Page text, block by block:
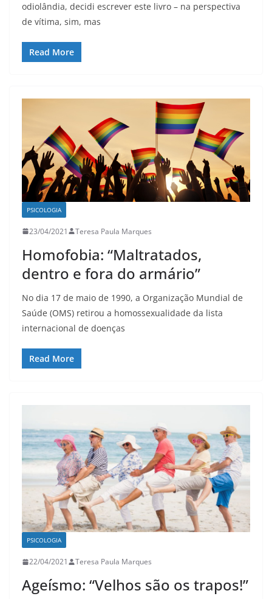
odiolândia, decidi escrever este livro – na perspectiva
de vítima, sim, mas
Read More
PSICOLOGIA
23/04/2021 Teresa Paula Marques
Homofobia: “Maltratados,
dentro e fora do armário”
No dia 17 de maio de 1990, a Organização Mundial de
Saúde (OMS) retirou a homossexualidade da lista
internacional de doenças
Read More
PSICOLOGIA
22/04/2021 Teresa Paula Marques
Ageísmo: “Velhos são os trapos!”